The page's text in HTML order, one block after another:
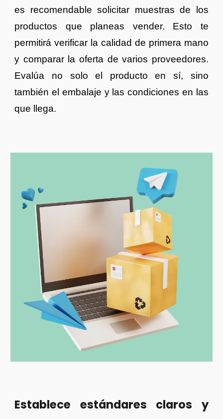
es recomendable solicitar muestras de los
productos que planeas vender. Esto te
permitirá verificar la calidad de primera mano
y comparar la oferta de varios proveedores.
Evalúa no solo el producto en sí, sino
también el embalaje y las condiciones en las
que llega.
Establece estándares claros y